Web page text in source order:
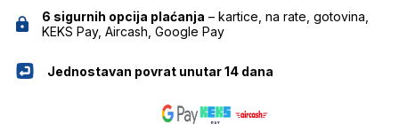
6 sigurnih opcija plaćanja – kartice, na rate, gotovina,
KEKS Pay, Aircash, Google Pay
Jednostavan povrat unutar 14 dana